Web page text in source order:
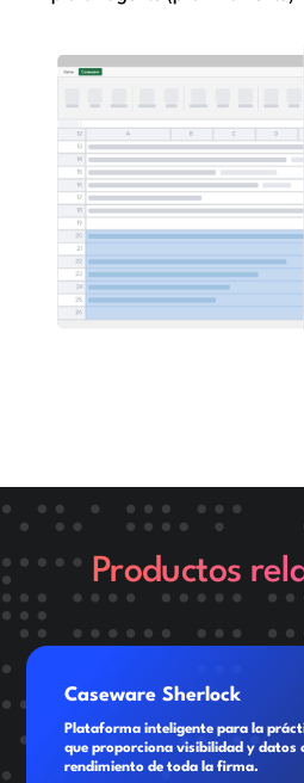
Productos
Caseware Sherlock
Plataforma inteligente para la
que proporciona visibilidad y datos
rendimiento de toda la firma.